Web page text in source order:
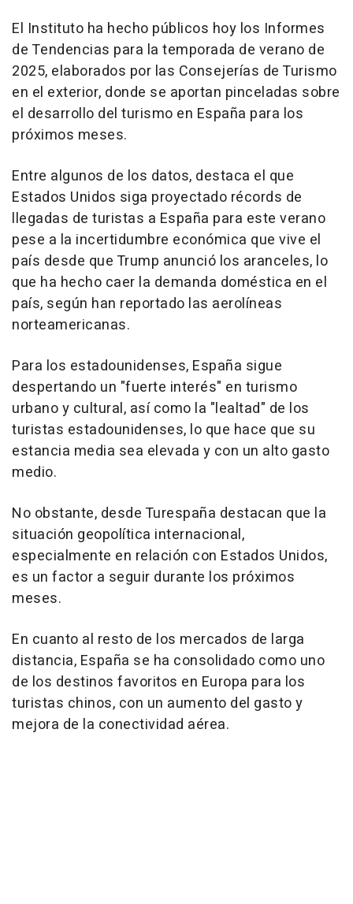
El Instituto ha hecho públicos hoy los Informes
de Tendencias para la temporada de verano de
2025, elaborados por las Consejerías de Turismo
en el exterior, donde se aportan pinceladas sobre
el desarrollo del turismo en España para los
próximos meses.
Entre algunos de los datos, destaca el que
Estados Unidos siga proyectado récords de
llegadas de turistas a España para este verano
pese a la incertidumbre económica que vive el
país desde que Trump anunció los aranceles, lo
que ha hecho caer la demanda doméstica en el
país, según han reportado las aerolíneas
norteamericanas.
Para los estadounidenses, España sigue
despertando un "fuerte interés" en turismo
urbano y cultural, así como la "lealtad" de los
turistas estadounidenses, lo que hace que su
estancia media sea elevada y con un alto gasto
medio.
No obstante, desde Turespaña destacan que la
situación geopolítica internacional,
especialmente en relación con Estados Unidos,
es un factor a seguir durante los próximos
meses.
En cuanto al resto de los mercados de larga
distancia, España se ha consolidado como uno
de los destinos favoritos en Europa para los
turistas chinos, con un aumento del gasto y
mejora de la conectividad aérea.